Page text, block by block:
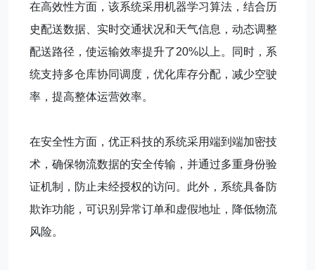
在高效性方面，该系统采用机器学习算法，结合历
史配送数据、实时交通状况和天气信息，动态调整
配送路径，使运输效率提升了20%以上。同时，系
统支持多仓库协同调度，优化库存分配，减少空驶
率，提高整体运营效率。
在安全性方面，优正科技的系统采用端到端加密技
术，确保物流数据的安全传输，并通过多重身份验
证机制，防止未经授权的访问。此外，系统具备防
欺诈功能，可识别异常订单和虚假地址，降低物流
风险。